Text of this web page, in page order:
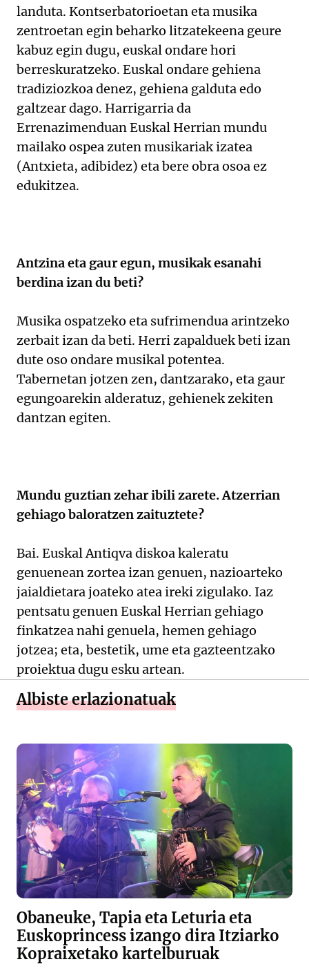
landuta. Kontserbatorioetan eta musika
zentroetan egin beharko litzatekeena geure
kabuz egin dugu, euskal ondare hori
berreskuratzeko. Euskal ondare gehiena
tradiziozkoa denez, gehiena galduta edo
galtzear dago. Harrigarria da
Errenazimenduan Euskal Herrian mundu
mailako ospea zuten musikariak izatea
(Antxieta, adibidez) eta bere obra osoa ez
edukitzea.
Antzina eta gaur egun, musikak esanahi
berdina izan du beti?
Musika ospatzeko eta sufrimendua arintzeko
zerbait izan da beti. Herri zapalduek beti izan
dute oso ondare musikal potentea.
Tabernetan jotzen zen, dantzarako, eta gaur
egungoarekin alderatuz, gehienek zekiten
dantzan egiten.
Mundu guztian zehar ibili zarete. Atzerrian
gehiago baloratzen zaituztete?
Bai. Euskal Antiqva diskoa kaleratu
genuenean zortea izan genuen, nazioarteko
jaialdietara joateko atea ireki zigulako. Iaz
pentsatu genuen Euskal Herrian gehiago
finkatzea nahi genuela, hemen gehiago
jotzea; eta, bestetik, ume eta gazteentzako
proiektua dugu esku artean.
Albiste erlazionatuak
Obaneuke, Tapia eta Leturia eta
Euskoprincess izango dira Itziarko
Kopraixetako kartelburuak